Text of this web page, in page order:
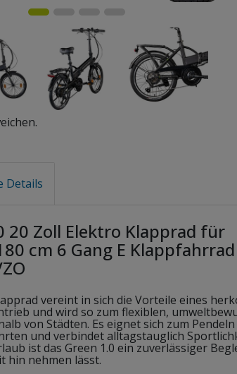
Details
20 Zoll Elektro Klapprad für
cm 6 Gang E Klappfahrrad
vereint in sich die Vorteile eines
und wird so zum flexiblen,
von Städten. Es eignet sich zum
und verbindet alltagstauglich
ist das Green 1.0 ein zuverlässiger
hin nehmen lässt.